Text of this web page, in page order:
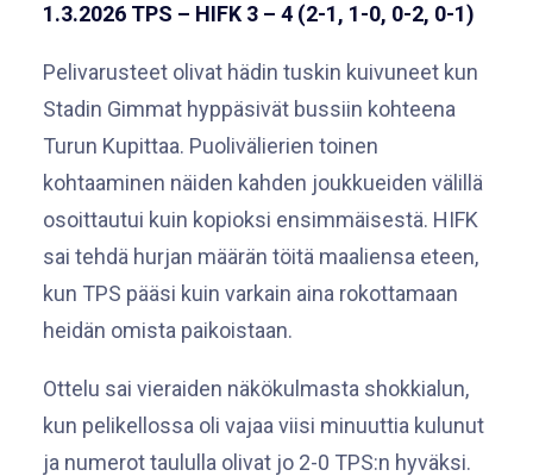
1.3.2026 TPS – HIFK 3 – 4 (2-1, 1-0, 0-2, 0-1)
Pelivarusteet olivat hädin tuskin kuivuneet kun
Stadin Gimmat hyppäsivät bussiin kohteena
Turun Kupittaa. Puolivälierien toinen
kohtaaminen näiden kahden joukkueiden välillä
osoittautui kuin kopioksi ensimmäisestä. HIFK
sai tehdä hurjan määrän töitä maaliensa eteen,
kun TPS pääsi kuin varkain aina rokottamaan
heidän omista paikoistaan.
Ottelu sai vieraiden näkökulmasta shokkialun,
kun pelikellossa oli vajaa viisi minuuttia kulunut
ja numerot taululla olivat jo 2-0 TPS:n hyväksi.